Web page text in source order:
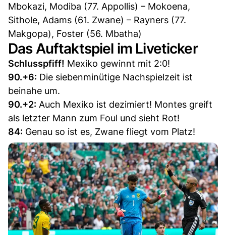
Mbokazi, Modiba (77. Appollis) – Mokoena,
Sithole, Adams (61. Zwane) – Rayners (77.
Makgopa), Foster (56. Mbatha)
Das Auftaktspiel im Liveticker
Schlusspfiff! Mexiko gewinnt mit 2:0!
90.+6: Die siebenminütige Nachspielzeit ist
beinahe um.
90.+2: Auch Mexiko ist dezimiert! Montes greift
als letzter Mann zum Foul und sieht Rot!
84: Genau so ist es, Zwane fliegt vom Platz!